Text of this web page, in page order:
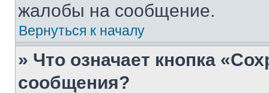
жалобы на сообщение.
Вернуться к началу
» Что означает кнопка
сообщения?